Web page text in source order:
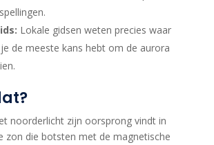
Lokale gidsen weten precies waar
de meeste kans hebt om de aurora
noorderlicht zijn oorsprong vindt in
zon die botsten met de magnetische